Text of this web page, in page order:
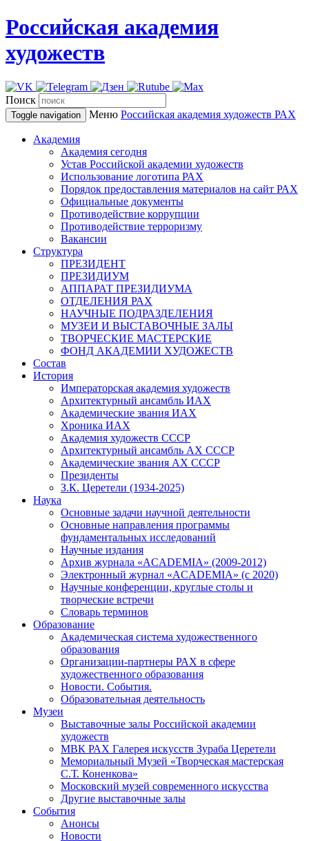
Российская академия
художеств
Поиск
Toggle navigation Меню Российская академия художеств РАХ
Академия
Академия сегодня
Устав Российской академии художеств
Использование логотипа РАХ
Порядок предоставления материалов на сайт РАХ
Официальные документы
Противодействие коррупции
Противодействие терроризму
Вакансии
Структура
ПРЕЗИДЕНТ
ПРЕЗИДИУМ
АППАРАТ ПРЕЗИДИУМА
ОТДЕЛЕНИЯ РАХ
НАУЧНЫЕ ПОДРАЗДЕЛЕНИЯ
МУЗЕИ И ВЫСТАВОЧНЫЕ ЗАЛЫ
ТВОРЧЕСКИЕ МАСТЕРСКИЕ
ФОНД АКАДЕМИИ ХУДОЖЕСТВ
Состав
История
Императорская академия художеств
Архитектурный ансамбль ИАХ
Академические звания ИАХ
Хроника ИАХ
Академия художеств СССР
Архитектурный ансамбль АХ СССР
Академические звания АХ СССР
Президенты
З.К. Церетели (1934-2025)
Наука
Основные задачи научной деятельности
Основные направления программы
фундаментальных исследований
Научные издания
Архив журнала «ACADEMIA» (2009-2012)
Электронный журнал «ACADEMIA» (с 2020)
Научные конференции, круглые столы и
творческие встречи
Словарь терминов
Образование
Академическая система художественного
образования
Организации-партнеры РАХ в сфере
художественного образования
Новости. События.
Образовательная деятельность
Музеи
Выставочные залы Российской академии
художеств
МВК РАХ Галерея искусств Зураба Церетели
Мемориальный Музей «Творческая мастерская
С.Т. Коненкова»
Московский музей современного искусства
Другие выставочные залы
События
Анонсы
Новости